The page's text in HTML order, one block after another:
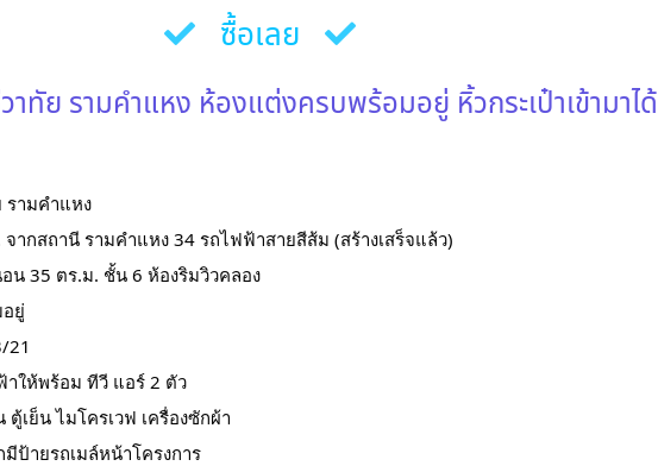
ซื้อเลย
าทัย รามคําแหง ห้องแต่งครบพร้อมอยู่ หิ้วกระเป๋าเข้ามาได้
รามคําแหง
ากสถานี รามคำแหง 34 รถไฟฟ้าสายสีส้ม (สร้างเสร็จแล้ว)
น 35 ตร.ม. ชั้น 6 ห้องริมวิวคลอง
ยู่
21
าให้พร้อม ทีวี แอร์ 2 ตัว
ตู้เย็น ไมโครเวฟ เครื่องซักผ้า
มีป้ายรถเมล์หน้าโครงการ